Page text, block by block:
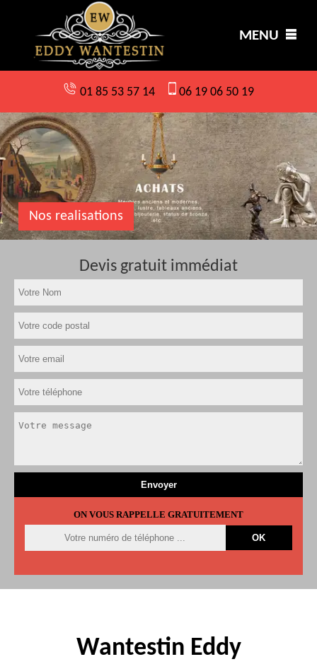
MENU
01 85 53 57 14 06 19 06 50 19
Nos realisations
Devis gratuit immédiat
ON VOUS RAPPELLE GRATUITEMENT
Wantestin Eddy